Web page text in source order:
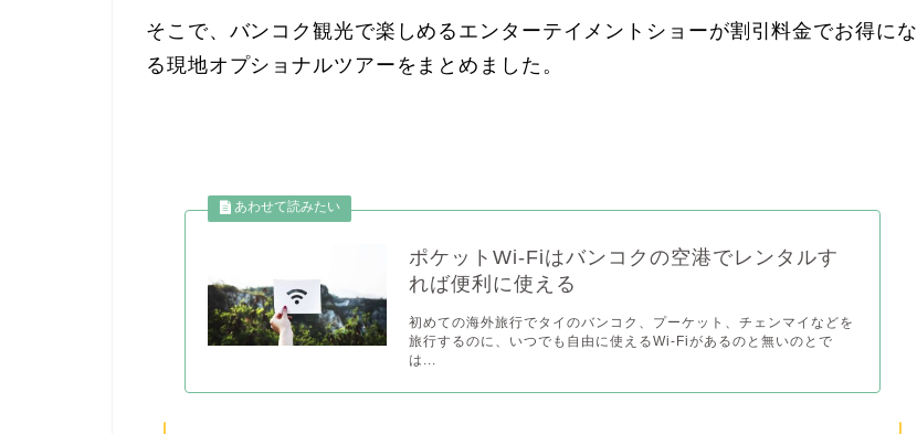
そこで、バンコク観光で楽しめるエンターテイメントショーが割引料金でお得にな
る現地オプショナルツアーをまとめました。
ポケットWi-Fiはバンコクの空港でレンタルす
れば便利に使える
初めての海外旅行でタイのバンコク、プーケット、チェンマイなどを
旅行するのに、いつでも自由に使えるWi-Fiがあるのと無いのとで
は...